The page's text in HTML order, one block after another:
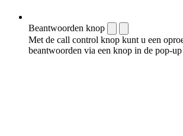
Beantwoorden knop
Met de call control knop kunt u een
beantwoorden via een knop in de pop-